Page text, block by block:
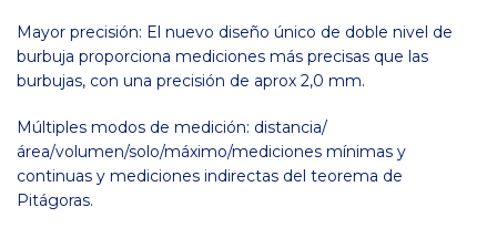
Mayor precisión: El nuevo diseño único de doble nivel de
burbuja proporciona mediciones más precisas que las
burbujas, con una precisión de aprox 2,0 mm.
Múltiples modos de medición: distancia/
área/volumen/solo/máximo/mediciones mínimas y
continuas y mediciones indirectas del teorema de
Pitágoras.